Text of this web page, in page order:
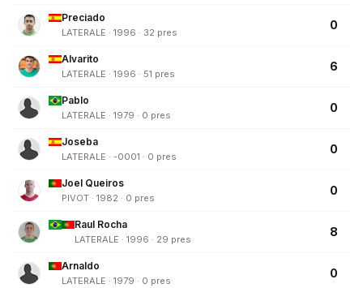
Preciado
LATERALE · 1996 · 32 pres
0
Alvarito
LATERALE · 1996 · 51 pres
6
Pablo
LATERALE · 1979 · 0 pres
0
Joseba
LATERALE · -0001 · 0 pres
0
Joel Queiros
PIVOT · 1982 · 0 pres
0
Raul Rocha
LATERALE · 1996 · 29 pres
8
Arnaldo
LATERALE · 1979 · 0 pres
0